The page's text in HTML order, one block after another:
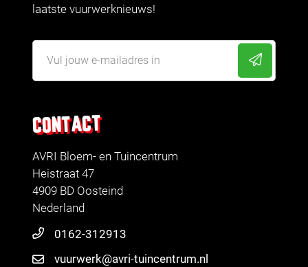
CONTACT
AVRI Bloem- en Tuincentrum
Heistraat 47
4909 BD Oosteind
Nederland
0162-312913
vuurwerk@avri-tuincentrum.nl
laatste vuurwerknieuws!